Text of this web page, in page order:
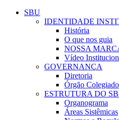
Conteúdo principal
SBU
IDENTIDADE
História
O que nos guia
NOSSA
Vídeo
GOVERNANÇA
Diretoria
Órgão Colegiado
ESTRUTURA DO
Organograma
Áreas Sistêmicas